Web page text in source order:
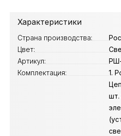
Характеристики
Страна производства:
Цвет:
Артикул:
Комплектация:
1.
шт.